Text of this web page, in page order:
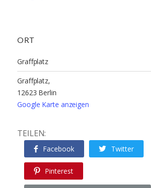
ORT
Graffplatz
Graffplatz,
12623 Berlin
Google Karte anzeigen
TEILEN:
Facebook Twitter
Pinterest